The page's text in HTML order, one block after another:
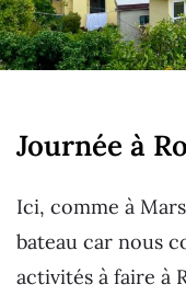
Journée à
Ici, comme à
bateau car nous
activités à faire à